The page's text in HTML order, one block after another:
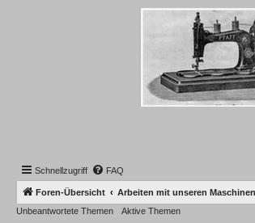
Schnellzugriff FAQ
Foren-Übersicht Arbeiten mit unseren Maschinen
Unbeantwortete Themen
Aktive Themen